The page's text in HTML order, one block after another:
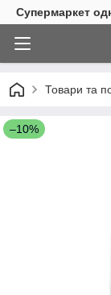
Супермаркет
Товари та
–10%